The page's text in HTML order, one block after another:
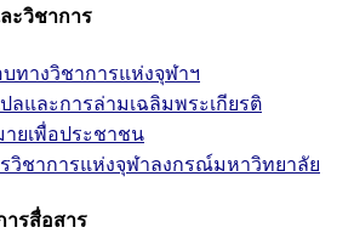
ะวิชาการ
ทางวิชาการแห่งจุฬาฯ
ลและการล่ามเฉลิมพระเกียรติ
ยเพื่อประชาชน
วิชาการแห่งจุฬาลงกรณ์มหาวิทยาลัย
ารสื่อสาร